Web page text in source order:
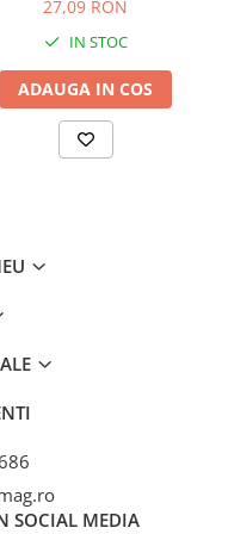
27,09 RON
IN STOC
ADAUGA IN COS
SOCIAL MEDIA